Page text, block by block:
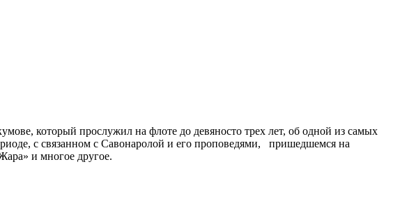
который прослужил на флоте до девяносто трех лет, об одной из самых
с связанном с Савонаролой и его проповедями, пришедшемся на
и многое другое.